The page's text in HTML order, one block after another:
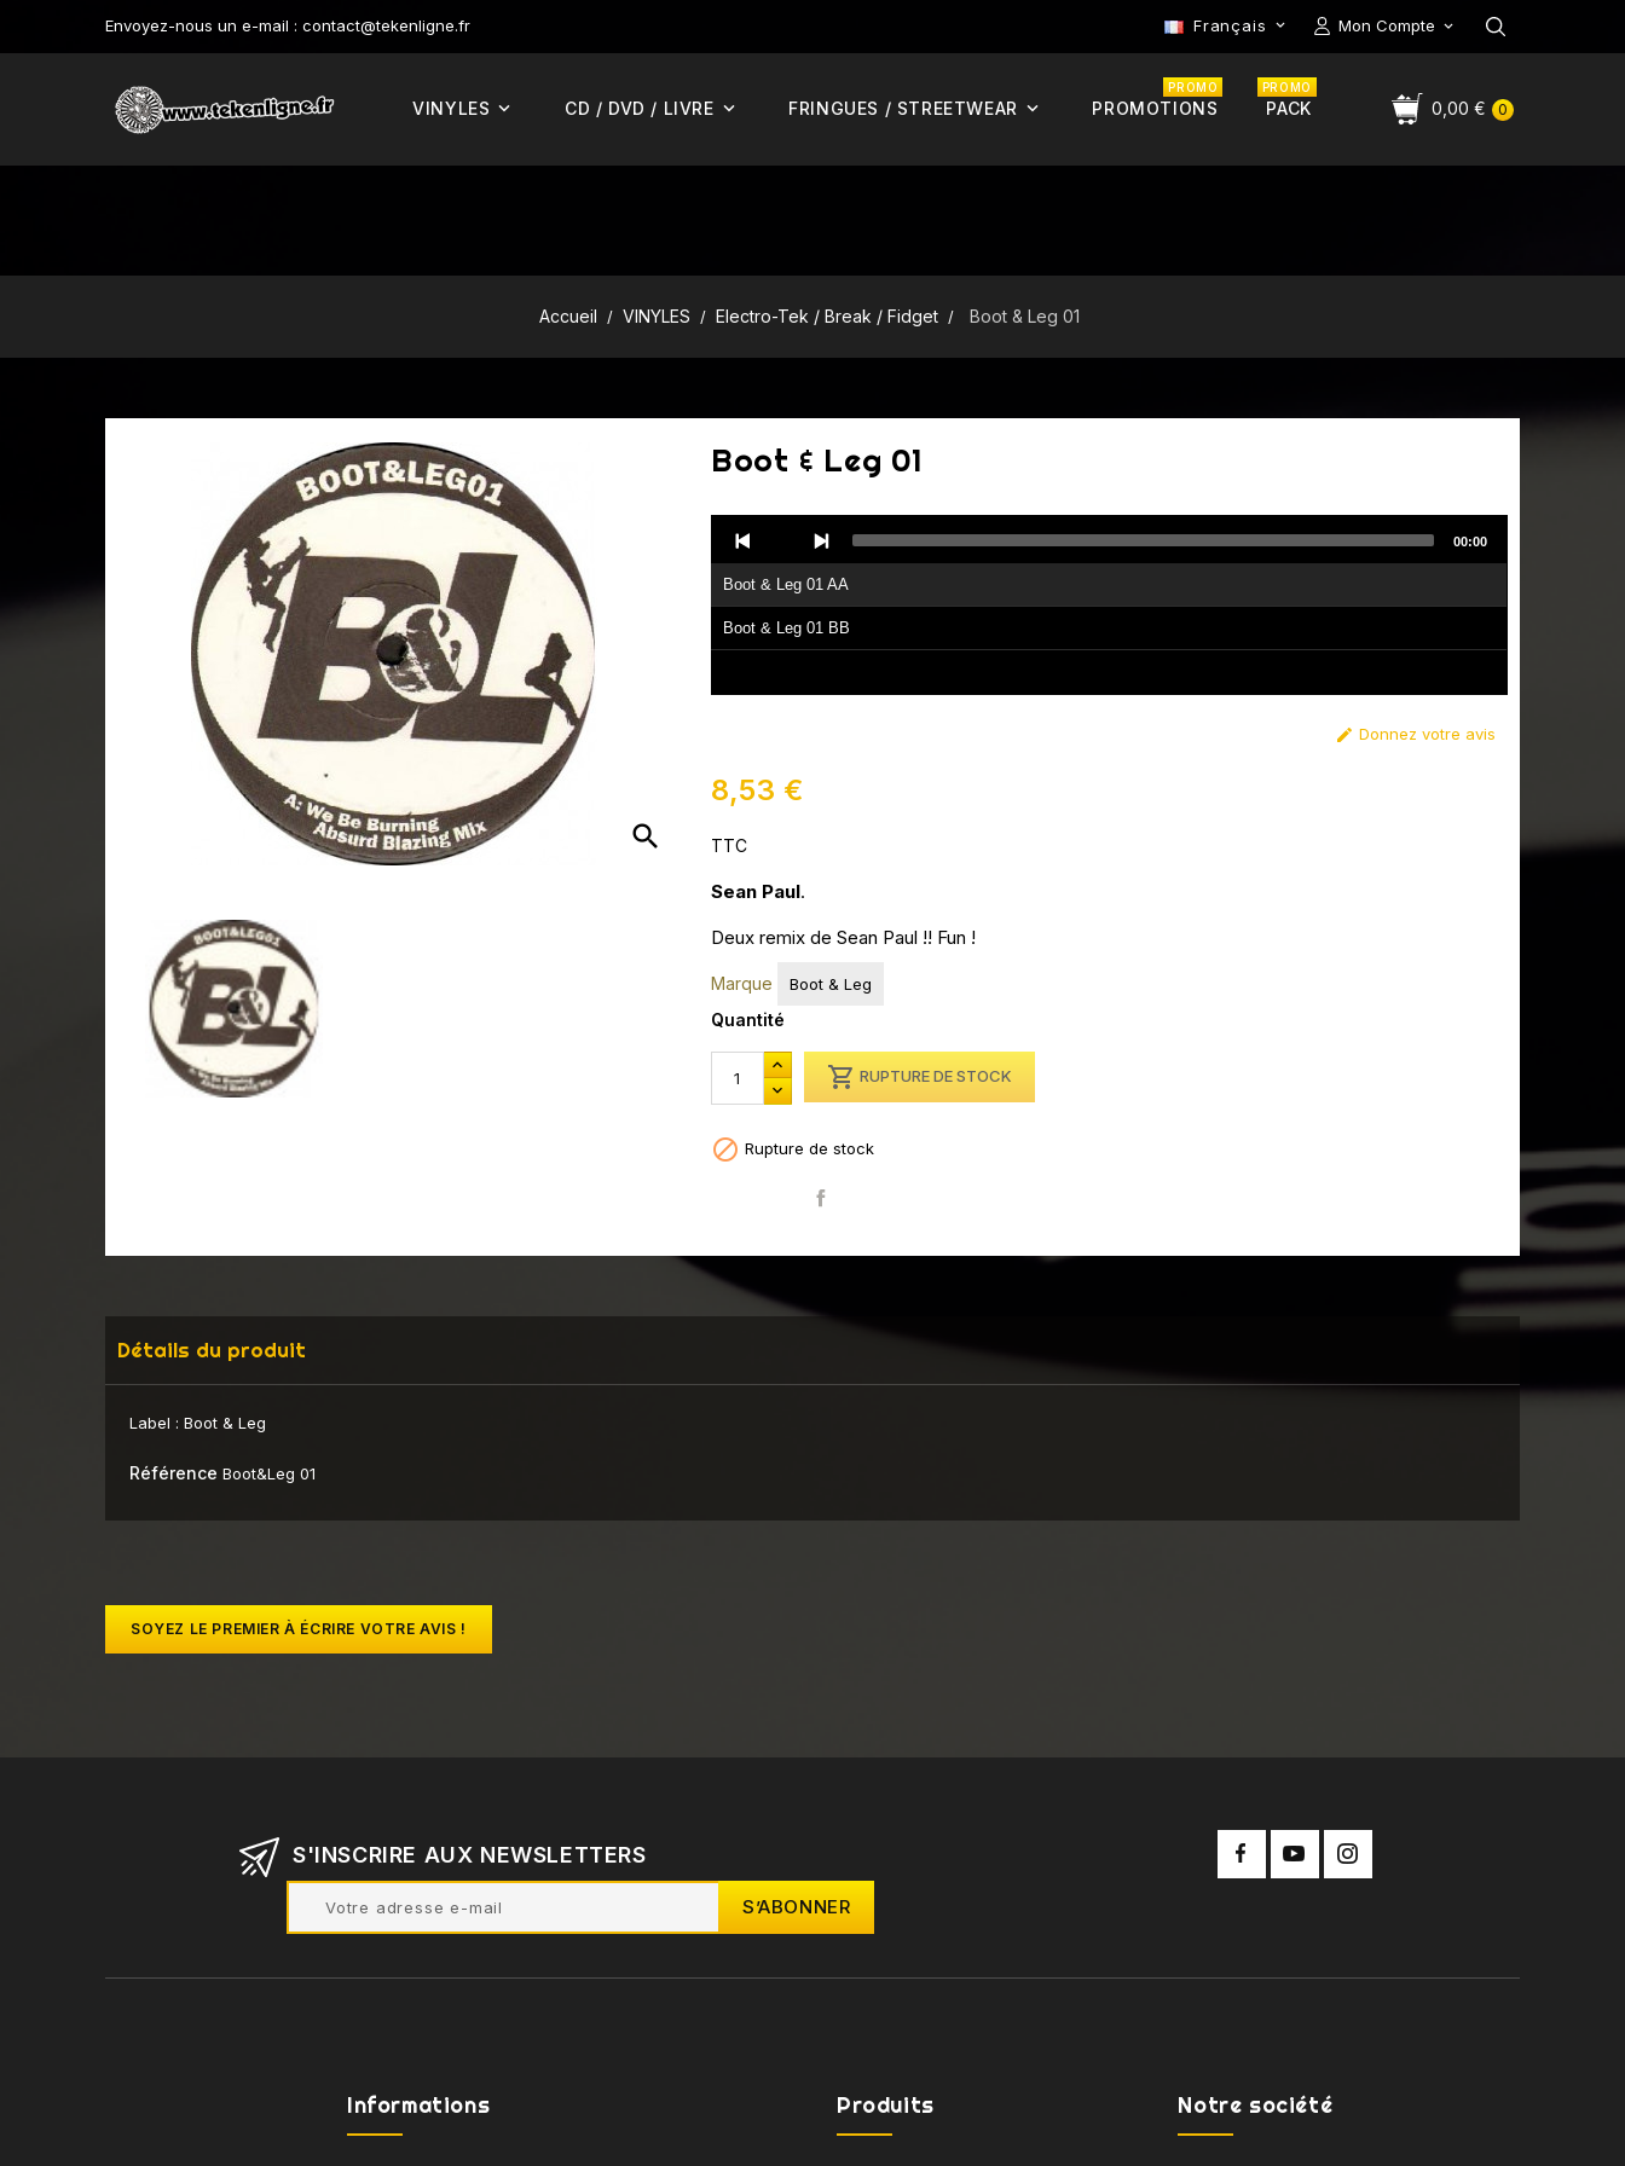
Envoyez-nous un e-mail : contact@tekenligne.fr Mon Compte
Français 
0
0,00 €
VINYLES CD / DVD / LIVRE FRINGUES / STREETWEAR PROMOTIONS
PROMO
PACK
PROMO
Accueil VINYLES Electro-Tek / Break / Fidget Boot & Leg 01
search
Boot & Leg 01
Player
Boot & Leg 01 AA
Boot & Leg 01 BB
00:00
 Donnez votre avis
8,53 €
TTC
Sean Paul.
Deux remix de Sean Paul !! Fun !
Marque Boot & Leg
Quantité
 RUPTURE DE STOCK
 Rupture de stock
Détails du produit
Label : Boot & Leg
Référence Boot&Leg 01
SOYEZ LE PREMIER À ÉCRIRE VOTRE AVIS !
S'INSCRIRE AUX NEWSLETTERS
Informations Produits Notre société